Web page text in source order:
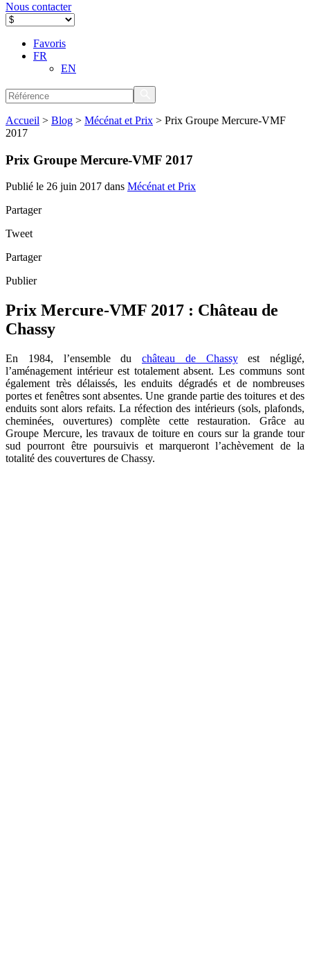
Nous contacter
Favoris
FR
EN
Accueil > Blog > Mécénat et Prix > Prix Groupe Mercure-VMF
2017
Prix Groupe Mercure-VMF 2017
Publié le 26 juin 2017 dans Mécénat et Prix
Partager
Tweet
Partager
Publier
Prix Mercure-VMF 2017 : Château de
Chassy
En 1984, l’ensemble du château de Chassyest négligé,
l’aménagement intérieur est totalement absent. Les communs sont
également très délaissés, les enduits dégradés et de nombreuses
portes et fenêtres sont absentes. Une grande partie des toitures et des
enduits sont alors refaits. La réfection des intérieurs (sols, plafonds,
cheminées, ouvertures) complète cette restauration. Grâce au
Groupe Mercure, les travaux de toiture en cours sur la grande tour
sud pourront être poursuivis et marqueront l’achèvement de la
totalité des couvertures de Chassy.